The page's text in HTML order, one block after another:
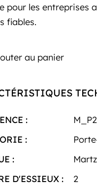
pour les entreprises
fiables.
au panier
:
:
:
Martz
D'ESSIEUX :
2